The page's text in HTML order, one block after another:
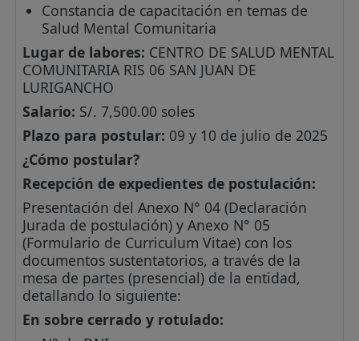
Constancia de capacitación en temas de
Salud Mental Comunitaria
Lugar de labores: CENTRO DE SALUD MENTAL
COMUNITARIA RIS 06 SAN JUAN DE
LURIGANCHO
Salario: S/. 7,500.00 soles
Plazo para postular: 09 y 10 de julio de 2025
¿Cómo postular?
Recepción de expedientes de postulación:
Presentación del Anexo N° 04 (Declaración
Jurada de postulación) y Anexo N° 05
(Formulario de Curriculum Vitae) con los
documentos sustentatorios, a través de la
mesa de partes (presencial) de la entidad,
detallando lo siguiente:
En sobre cerrado y rotulado: